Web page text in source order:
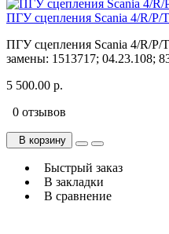
ПГУ сцепления Scania 4/R/P/T
ПГУ сцепления Scania 4/R/
замены: 1513717; 04.23.108;
5 500.00 р.
0 отзывов
В корзину
Быстрый заказ
В закладки
В сравнение